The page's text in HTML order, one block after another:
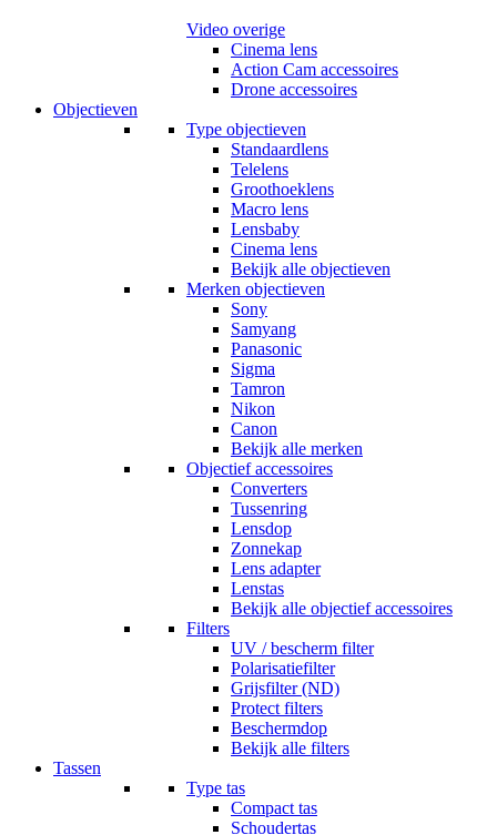
Video overige
Cinema lens
Action Cam accessoires
Drone accessoires
Objectieven
Type objectieven
Standaardlens
Telelens
Groothoeklens
Macro lens
Lensbaby
Cinema lens
Bekijk alle objectieven
Merken objectieven
Sony
Samyang
Panasonic
Sigma
Tamron
Nikon
Canon
Bekijk alle merken
Objectief accessoires
Converters
Tussenring
Lensdop
Zonnekap
Lens adapter
Lenstas
Bekijk alle objectief accessoires
Filters
UV / bescherm filter
Polarisatiefilter
Grijsfilter (ND)
Protect filters
Beschermdop
Bekijk alle filters
Tassen
Type tas
Compact tas
Schoudertas